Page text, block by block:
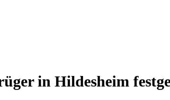
in Hildesheim